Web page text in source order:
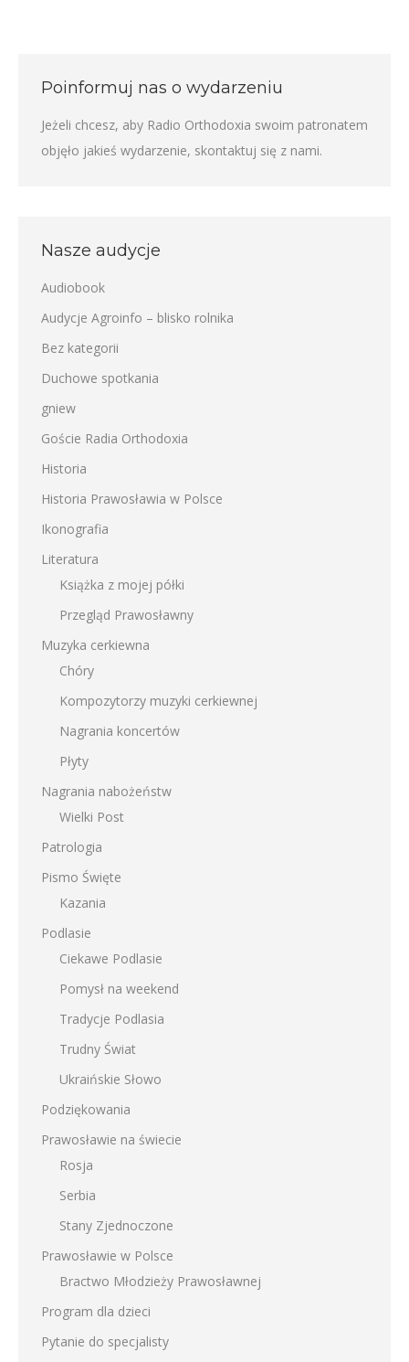
Poinformuj nas o wydarzeniu
Jeżeli chcesz, aby Radio Orthodoxia swoim patronatem
objęło jakieś wydarzenie, skontaktuj się z nami.
Nasze audycje
Audiobook
Audycje Agroinfo – blisko rolnika
Bez kategorii
Duchowe spotkania
gniew
Goście Radia Orthodoxia
Historia
Historia Prawosławia w Polsce
Ikonografia
Literatura
Książka z mojej półki
Przegląd Prawosławny
Muzyka cerkiewna
Chóry
Kompozytorzy muzyki cerkiewnej
Nagrania koncertów
Płyty
Nagrania nabożeństw
Wielki Post
Patrologia
Pismo Święte
Kazania
Podlasie
Ciekawe Podlasie
Pomysł na weekend
Tradycje Podlasia
Trudny Świat
Ukraińskie Słowo
Podziękowania
Prawosławie na świecie
Rosja
Serbia
Stany Zjednoczone
Prawosławie w Polsce
Bractwo Młodzieży Prawosławnej
Program dla dzieci
Pytanie do specjalisty